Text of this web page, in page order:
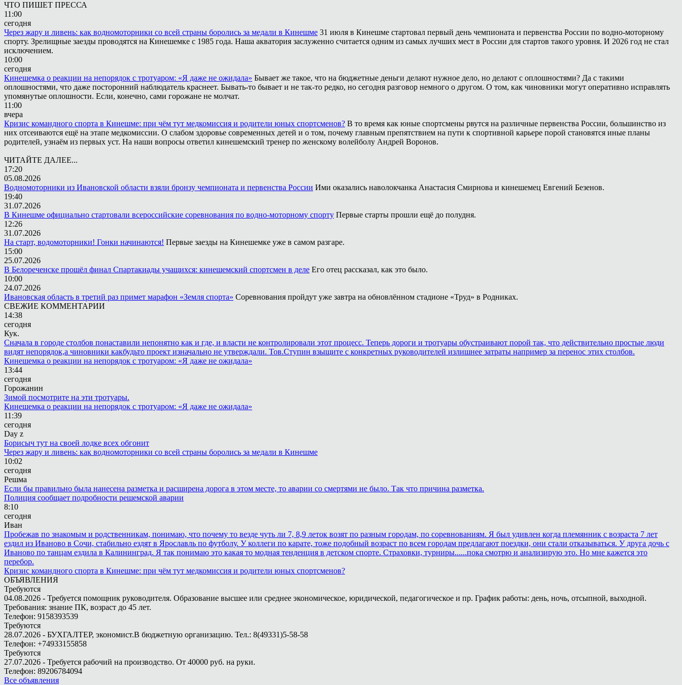
ЧТО ПИШЕТ ПРЕССА
11:00
сегодня
Через жару и ливень: как водномоторники со всей страны боролись за медали в Кинешме 31 июля в Кинешме стартовал первый день чемпионата и первенства России по водно-моторному
спорту. Зрелищные заезды проводятся на Кинешемке с 1985 года. Наша акватория заслуженно считается одним из самых лучших мест в России для стартов такого уровня. И 2026 год не стал
исключением.
10:00
сегодня
Кинешемка о реакции на непорядок с тротуаром: «Я даже не ожидала» Бывает же такое, что на бюджетные деньги делают нужное дело, но делают с оплошностями? Да с такими
оплошностями, что даже посторонний наблюдатель краснеет. Бывать-то бывает и не так-то редко, но сегодня разговор немного о другом. О том, как чиновники могут оперативно исправлять
упомянутые оплошности. Если, конечно, сами горожане не молчат.
11:00
вчера
Кризис командного спорта в Кинешме: при чём тут медкомиссия и родители юных спортсменов? В то время как юные спортсмены рвутся на различные первенства России, большинство из
них отсеиваются ещё на этапе медкомиссии. О слабом здоровье современных детей и о том, почему главным препятствием на пути к спортивной карьере порой становятся иные планы
родителей, узнаём из первых уст. На наши вопросы ответил кинешемский тренер по женскому волейболу Андрей Воронов.
ЧИТАЙТЕ ДАЛЕЕ...
17:20
05.08.2026
Водномоторники из Ивановской области взяли бронзу чемпионата и первенства России Ими оказались наволокчанка Анастасия Смирнова и кинешемец Евгений Безенов.
19:40
31.07.2026
В Кинешме официально стартовали всероссийские соревнования по водно-моторному спорту Первые старты прошли ещё до полудня.
12:26
31.07.2026
На старт, водомоторники! Гонки начинаются! Первые заезды на Кинешемке уже в самом разгаре.
15:00
25.07.2026
В Белореченске прошёл финал Спартакиады учащихся: кинешемский спортсмен в деле Его отец рассказал, как это было.
10:00
24.07.2026
Ивановская область в третий раз примет марафон «Земля спорта» Соревнования пройдут уже завтра на обновлённом стадионе «Труд» в Родниках.
СВЕЖИЕ КОММЕНТАРИИ
14:38
сегодня
Кук.
Сначала в городе столбов понаставили непонятно как и где, и власти не контролировали этот процесс. Теперь дороги и тротуары обустраивают порой так, что действительно простые люди
видят непорядок,а чиновники какбудьто проект изначально не утверждали. Тов.Ступин взыщите с конкретных руководителей излишнее затраты например за перенос этих столбов.
Кинешемка о реакции на непорядок с тротуаром: «Я даже не ожидала»
13:44
сегодня
Горожанин
Зимой посмотрите на эти тротуары.
Кинешемка о реакции на непорядок с тротуаром: «Я даже не ожидала»
11:39
сегодня
Day z
Борисыч тут на своей лодке всех обгонит
Через жару и ливень: как водномоторники со всей страны боролись за медали в Кинешме
10:02
сегодня
Решма
Если бы правильно была нанесена разметка и расширена дорога в этом месте, то аварии со смертями не было. Так что причина разметка.
Полиция сообщает подробности решемской аварии
8:10
сегодня
Иван
Пробежав по знакомым и родственникам, понимаю, что почему то везде чуть ли 7, 8,9 леток возят по разным городам, по соревнованиям. Я был удивлен когда племянник с возраста 7 лет
ездил из Иваново в Сочи, стабильно ездят в Ярославль по футболу. У коллеги по карате, тоже подобный возраст по всем городам предлагают поездки, они стали отказываться. У друга дочь с
Иваново по танцам ездила в Калининград. Я так понимаю это какая то модная тенденция в детском спорте. Страховки, турниры......пока смотрю и анализирую это. Но мне кажется это
перебор.
Кризис командного спорта в Кинешме: при чём тут медкомиссия и родители юных спортсменов?
ОБЪЯВЛЕНИЯ
Требуются
04.08.2026 - Требуется помощник руководителя. Образование высшее или среднее экономическое, юридической, педагогическое и пр. График работы: день, ночь, отсыпной, выходной.
Требования: знание ПК, возраст до 45 лет.
Телефон: 9158393539
Требуются
28.07.2026 - БУХГАЛТЕР, экономист.В бюджетную организацию. Тел.: 8(49331)5-58-58
Телефон: +74933155858
Требуются
27.07.2026 - Требуется рабочий на производство. От 40000 руб. на руки.
Телефон: 89206784094
Все объявления